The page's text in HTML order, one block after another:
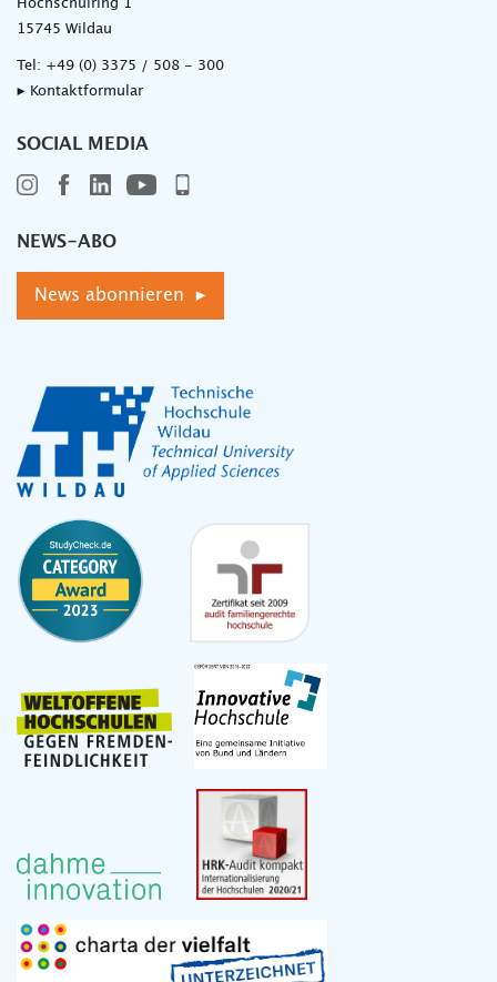
Hochschulring 1
15745 Wildau
Tel: +49 (0) 3375 / 508 - 300
▸ Kontaktformular
SOCIAL MEDIA
NEWS-ABO
News abonnieren ▸